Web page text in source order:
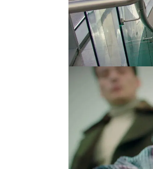
Al ver a
"Mi
una y
terrible
contar,
guardar
la